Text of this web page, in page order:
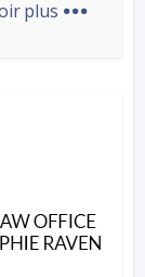
plus